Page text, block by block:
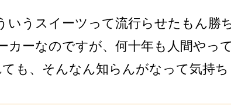
うスイーツって流行らせたもん勝
カーなのですが、何十年も人間やっ
も、そんなん知らんがなって気持ち